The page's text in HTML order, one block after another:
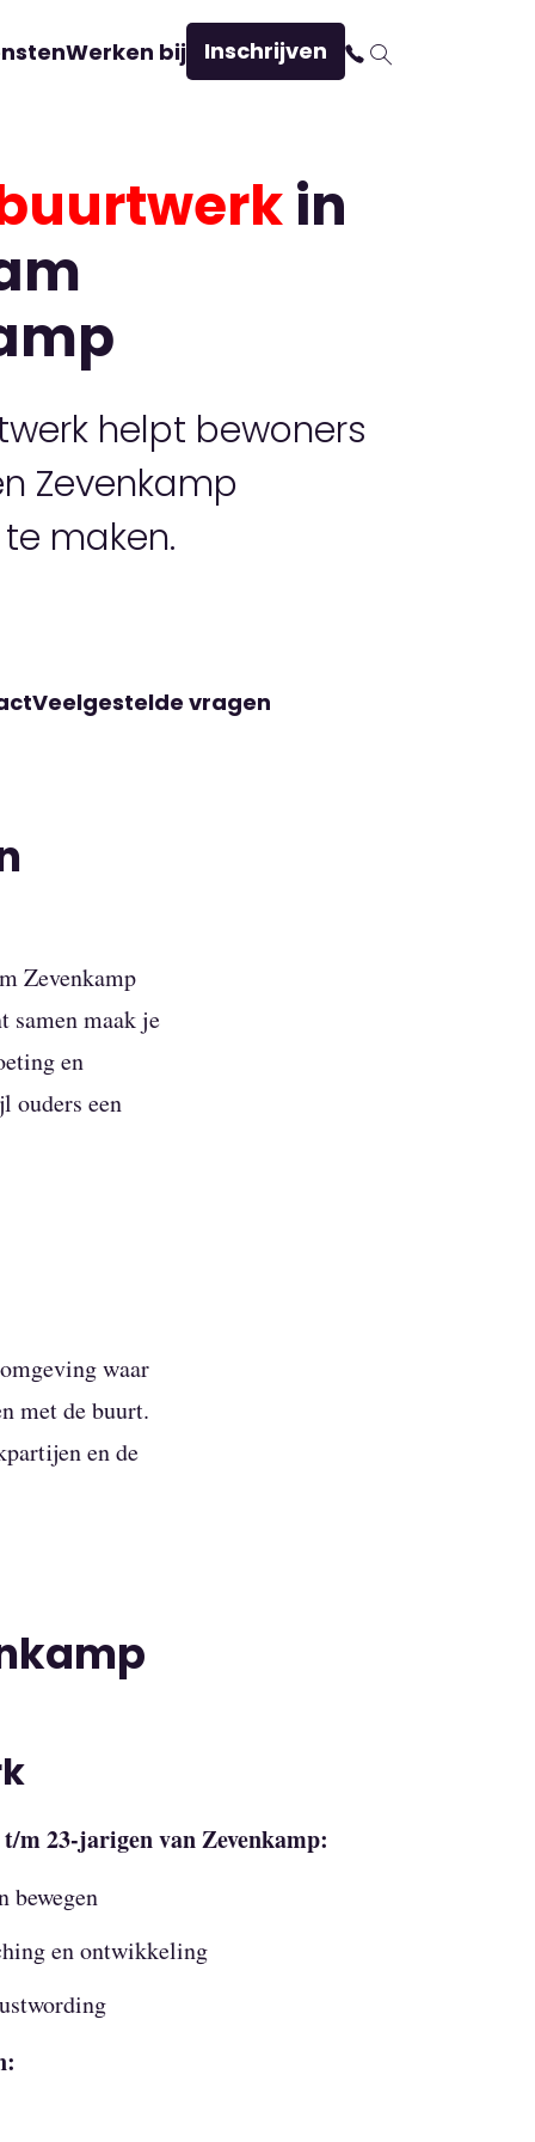
Werken bij Inschrijven
in
helpt bewoners
Zevenkamp
maken.
Veelgestelde vragen
Zevenkamp
samen maak je
en
ouders een
waar
met de buurt.
en de
m 23-jarigen van Zevenkamp:
bewegen
en ontwikkeling